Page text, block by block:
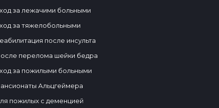
за лежачими больными
за тяжелобольными
после инсульта
перелома шейки бедра
за пожилыми больными
Альцгеймера
пожилых с деменцией